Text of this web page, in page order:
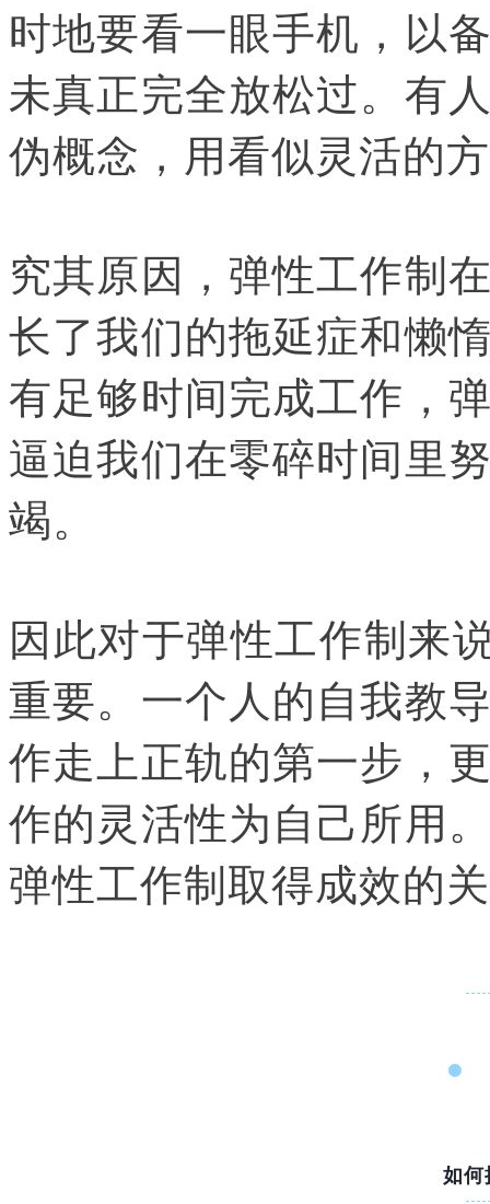
时地要看一眼手机，以
未真正完全放松过。有
伪概念，用看似灵活的
究其原因，弹性工作制
长了我们的拖延症和懒
有足够时间完成工作，
逼迫我们在零碎时间里
竭。
因此对于弹性工作制来
重要。一个人的自我教
作走上正轨的第一步，
作的灵活性为自己所用
弹性工作制取得成效的
如何